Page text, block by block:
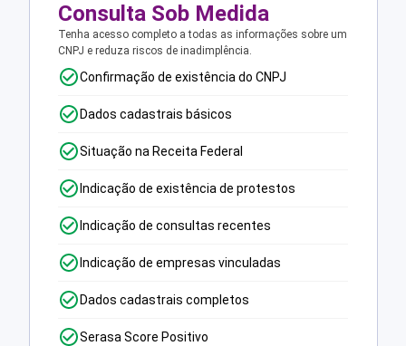
Consulta Sob Medida
Tenha acesso completo a todas as informações sobre um
CNPJ e reduza riscos de inadimplência.
Confirmação de existência do CNPJ
Dados cadastrais básicos
Situação na Receita Federal
Indicação de existência de protestos
Indicação de consultas recentes
Indicação de empresas vinculadas
Dados cadastrais completos
Serasa Score Positivo